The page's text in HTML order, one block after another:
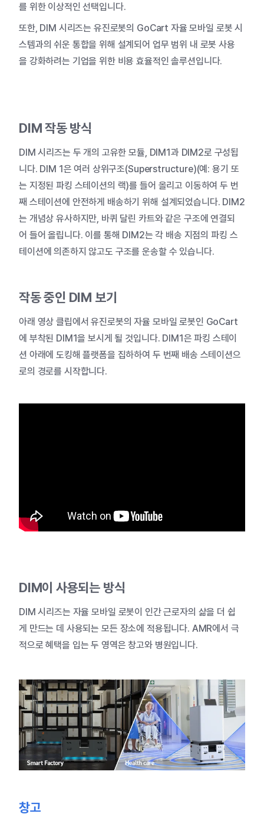
를 위한 이상적인 선택입니다.
또한, DIM 시리즈는 유진로봇의 GoCart 자율 모바일 로봇 시
스템과의 쉬운 통합을 위해 설계되어 업무 범위 내 로봇 사용
을 강화하려는 기업을 위한 비용 효율적인 솔루션입니다.
DIM작동 방식
DIM시리즈는 두 개의 고유한 모듈, DIM1과 DIM2로 구성됩
니다. DIM 1은 여러 상위구조(Superstructure)(예 : 용기 또
는 지정된 파킹 스테이션의 랙)를 들어 올리고 이동하여 두 번
째 스테이션에 안전하게 배송하기 위해 설계되었습니다. DIM2
는 개념상 유사하지만, 바퀴 달린 카트와 같은 구조에 연결되
어 들어 올립니다. 이를 통해 DIM2는 각 배송 지점의 파킹 스
테이션에 의존하지 않고도 구조를 운송할 수 있습니다.
작동중인 DIM 보기
아래 영상 클립에서 유진로봇의 자율 모바일 로봇인 GoCart
에 부착된 DIM1을 보시게 될 것입니다. DIM1은 파킹 스테이
션 아래에 도킹해 플랫폼을 집하하여 두 번째 배송 스테이션으
로의 경로를 시작합니다.
DIM이 사용되는 방식
DIM시리즈는 자율 모바일 로봇이 인간 근로자의 삶을 더 쉽
게 만드는 데 사용되는 모든 장소에 적용됩니다. AMR에서 극
적으로 혜택을 입는 두 영역은 창고와 병원입니다.
창고